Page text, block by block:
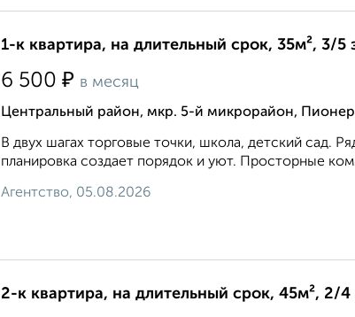
1-к квартира, на длительный срок, 35м², 3/5
6 500 ₽ в месяц
Центральный район, мкр. 5-й микрорайон,
В двух шагах торговые точки, школа, детский сад.
планировка создает порядок и уют. Просторные
Агентство, 05.08.2026
2-к квартира, на длительный срок, 45м², 2/4